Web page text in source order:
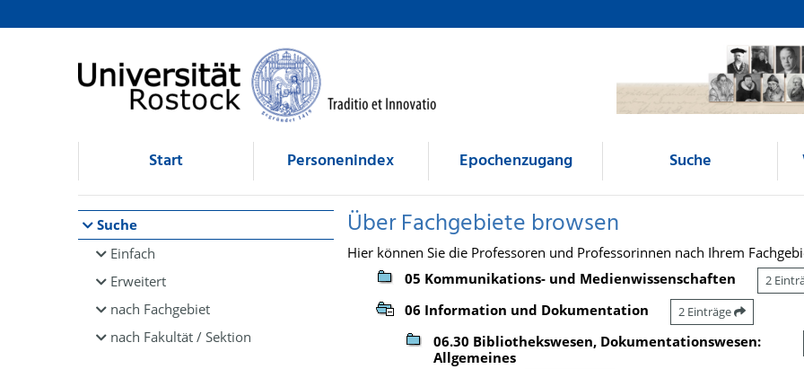
Browsen
direkt zum Inhalt
Start Personenindex Epochenzugang Suche
Suche
Einfach
Erweitert
nach Fachgebiet
nach Fakultät / Sektion
Über Fachgebiete browsen
Hier können Sie die Professoren und Professorinnen nach Ihrem
05 Kommunikations- und Medienwissenschaften
2
06 Information und Dokumentation 2 Einträge
06.30 Bibliothekswesen, Dokumentationswesen:
Allgemeines